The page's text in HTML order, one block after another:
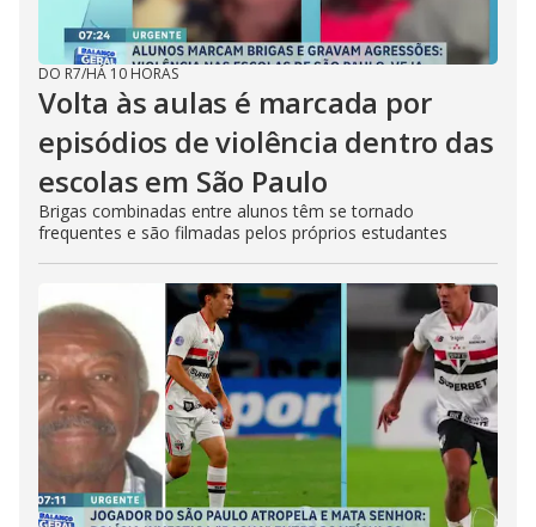
DO R7/HÁ 10 HORAS
Volta às aulas é marcada por
episódios de violência dentro das
escolas em São Paulo
Brigas combinadas entre alunos têm se tornado
frequentes e são filmadas pelos próprios estudantes